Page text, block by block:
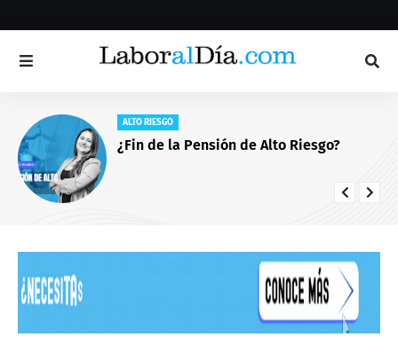
ALTO RIESGO
¿Fin de la Pensión de Alto Riesgo?